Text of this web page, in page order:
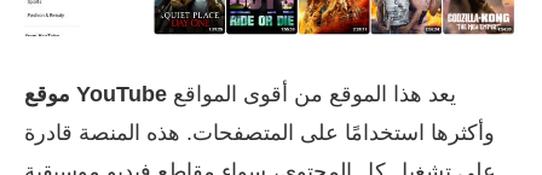
موقع YouTube
وأكثرها استخدامًا على المتصفحات. هذه المنصة قادرة